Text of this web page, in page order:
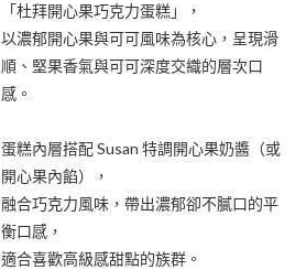
「杜拜開心果巧克力蛋糕」，
以濃郁開心果與可可風味為核心，呈現滑
順、堅果香氣與可可深度交織的層次口
感。
蛋糕內層搭配 Susan 特調開心果奶醬（或
開心果內餡），
融合巧克力風味，帶出濃郁卻不膩口的平
衡口感，
適合喜歡高級感甜點的族群。